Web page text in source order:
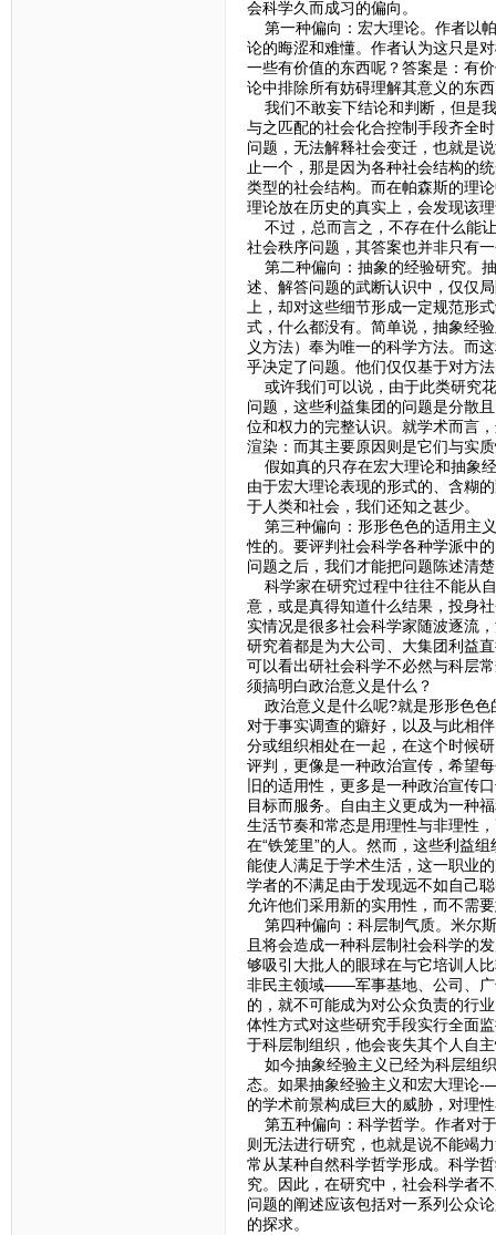
会科学久而成习的偏向。
第一种偏向：宏大理论。作者以
论的晦涩和难懂。作者认为这只是
一些有价值的东西呢？答案是：有
论中排除所有妨碍理解其意义的东
我们不敢妄下结论和判断，但是
与之匹配的社会化合控制手段齐全
问题，无法解释社会变迁，也就是
止一个，那是因为各种社会结构的
类型的社会结构。而在帕森斯的理
理论放在历史的真实上，会发现该
不过，总而言之，不存在什么能
社会秩序问题，其答案也并非只有
第二种偏向：抽象的经验研究。
述、解答问题的武断认识中，仅仅
上，却对这些细节形成一定规范形
式，什么都没有。简单说，抽象经
义方法）奉为唯一的科学方法。而
乎决定了问题。他们仅仅基于对方
或许我们可以说，由于此类研究
问题，这些利益集团的问题是分散
位和权力的完整认识。就学术而言
渲染：而其主要原因则是它们与实
假如真的只存在宏大理论和抽象
由于宏大理论表现的形式的、含糊
于人类和社会，我们还知之甚少。
第三种偏向：形形色色的适用主
性的。要评判社会科学各种学派中
问题之后，我们才能把问题陈述清
科学家在研究过程中往往不能从
意，或是真得知道什么结果，投身
实情况是很多社会科学家随波逐流
研究着都是为大公司、大集团利益
可以看出研社会科学不必然与科层
须搞明白政治意义是什么？
政治意义是什么呢?就是形形色色
对于事实调查的癖好，以及与此相
分或组织相处在一起，在这个时候
评判，更像是一种政治宣传，希望
旧的适用性，更多是一种政治宣传
目标而服务。自由主义更成为一种
生活节奏和常态是用理性与非理性
在“铁笼里”的人。然而，这些利益
能使人满足于学术生活，这一职业
学者的不满足由于发现远不如自己
允许他们采用新的实用性，而不需
第四种偏向：科层制气质。米尔
且将会造成一种科层制社会科学的
够吸引大批人的眼球在与它培训人
非民主领域——军事基地、公司、广
的，就不可能成为对公众负责的行
体性方式对这些研究手段实行全面
于科层制组织，他会丧失其个人自
如今抽象经验主义已经为科层组
态。如果抽象经验主义和宏大理论
的学术前景构成巨大的威胁，对理
第五种偏向：科学哲学。作者对
则无法进行研究，也就是说不能竭
常从某种自然科学哲学形成。科学
究。因此，在研究中，社会科学者
问题的阐述应该包括对一系列公众
的探求。